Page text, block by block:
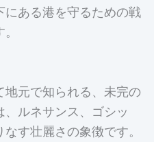
にある港を守るための戦
地元で知られる、未完の
ルネサンス、ゴシッ
す壮麗さの象徴です。